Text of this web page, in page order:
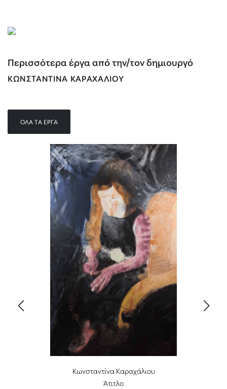
Περισσότερα έργα από την/τον δημιουργό
ΚΩΝΣΤΑΝΤΊΝΑ ΚΑΡΑΧΆΛΙΟΥ
ΌΛΑ ΤΑ ΈΡΓΑ
Κωνσταντίνα Καραχάλιου
Άτιτλο